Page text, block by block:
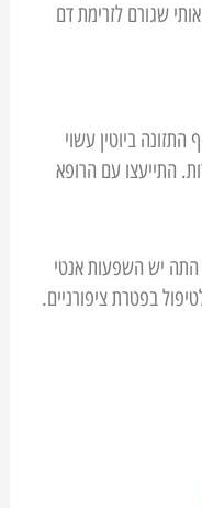
שגורם לזרימת דם
ביוטין עשוי
התייעצו עם הרופא
יש השפעות אנטי
בפטרת ציפורניים.